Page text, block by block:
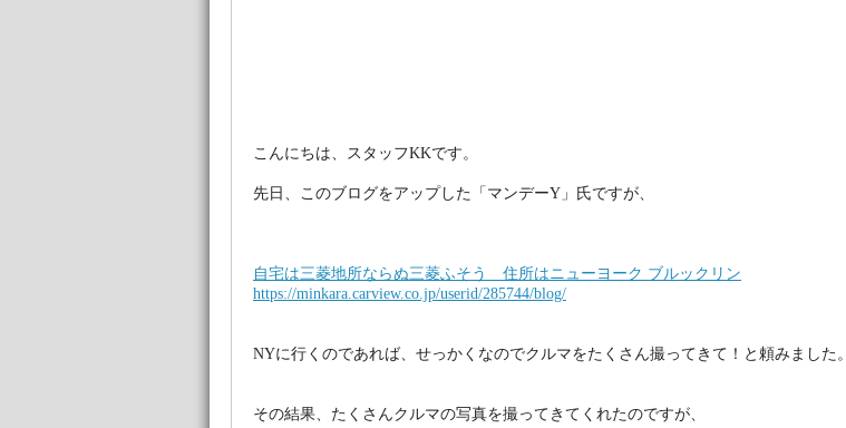
こんにちは、スタッフKKです。
先日、このブログをアップした「マンデーY」氏ですが、
自宅は三菱地所ならぬ三菱ふそう 住所はニューヨーク ブルックリン
https://minkara.carview.co.jp/userid/285744/blog/
NYに行くのであれば、せっかくなのでクルマをたくさん撮ってきて！と頼みました。
その結果、たくさんクルマの写真を撮ってきてくれたのですが、